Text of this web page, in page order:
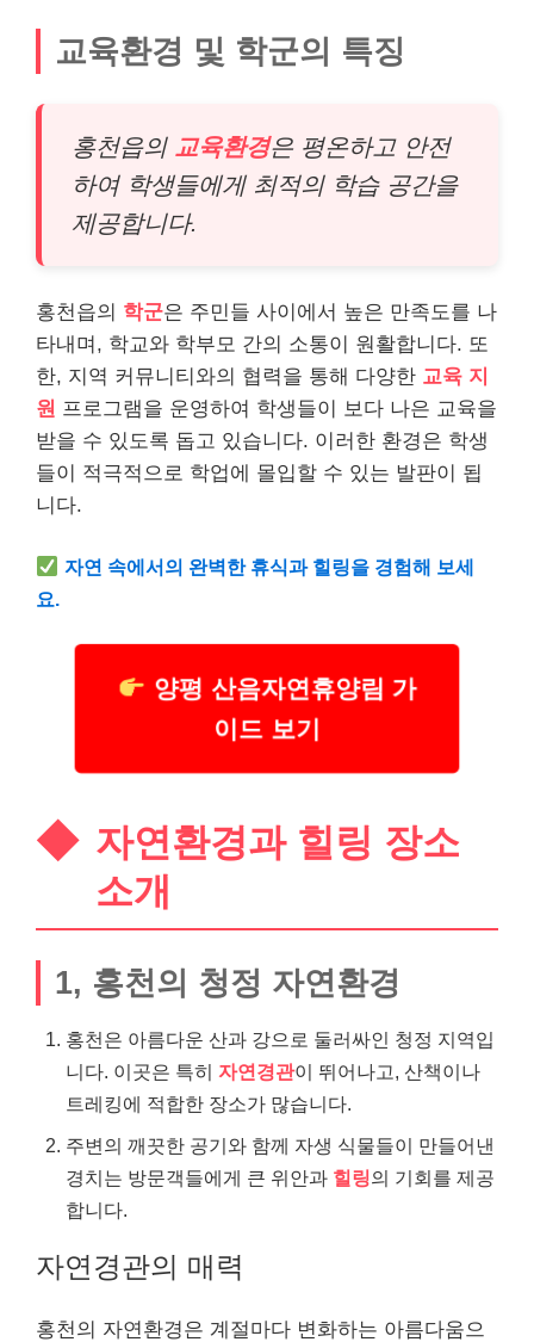
교육환경 및 학군의 특징
홍천읍의 교육환경은 평온하고 안전
하여 학생들에게 최적의 학습 공간을
제공합니다.
홍천읍의 학군은 주민들 사이에서 높은 만족도를 나
타내며, 학교와 학부모 간의 소통이 원활합니다. 또
한, 지역 커뮤니티와의 협력을 통해 다양한 교육 지
원 프로그램을 운영하여 학생들이 보다 나은 교육을
받을 수 있도록 돕고 있습니다. 이러한 환경은 학생
들이 적극적으로 학업에 몰입할 수 있는 발판이 됩
니다.
자연 속에서의 완벽한 휴식과 힐링을 경험해 보세
요.
양평 산음자연휴양림 가
이드 보기
자연환경과 힐링 장소
소개
1, 홍천의 청정 자연환경
홍천은 아름다운 산과 강으로 둘러싸인 청정 지역입
니다. 이곳은 특히 자연경관이 뛰어나고, 산책이나
트레킹에 적합한 장소가 많습니다.
주변의 깨끗한 공기와 함께 자생 식물들이 만들어낸
경치는 방문객들에게 큰 위안과 힐링 의 기회를 제공
합니다.
자연경관의 매력
홍천의 자연환경은 계절마다 변화하는 아름다움으